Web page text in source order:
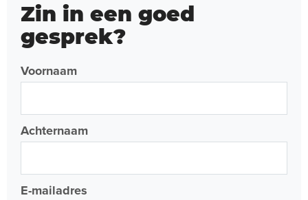
Zin in een goed
gesprek?
Voornaam
Achternaam
E-mailadres